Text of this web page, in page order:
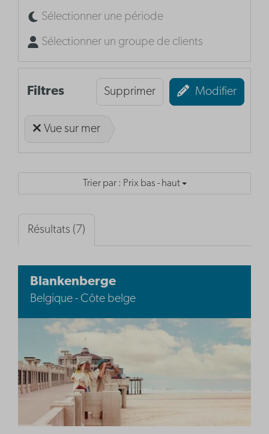
Sélectionner une période
Sélectionner un groupe de clients
Filtres Supprimer Modifier
Vue sur mer
Trier par : Prix bas - haut
Résultats (7)
Blankenberge
Belgique - Côte belge